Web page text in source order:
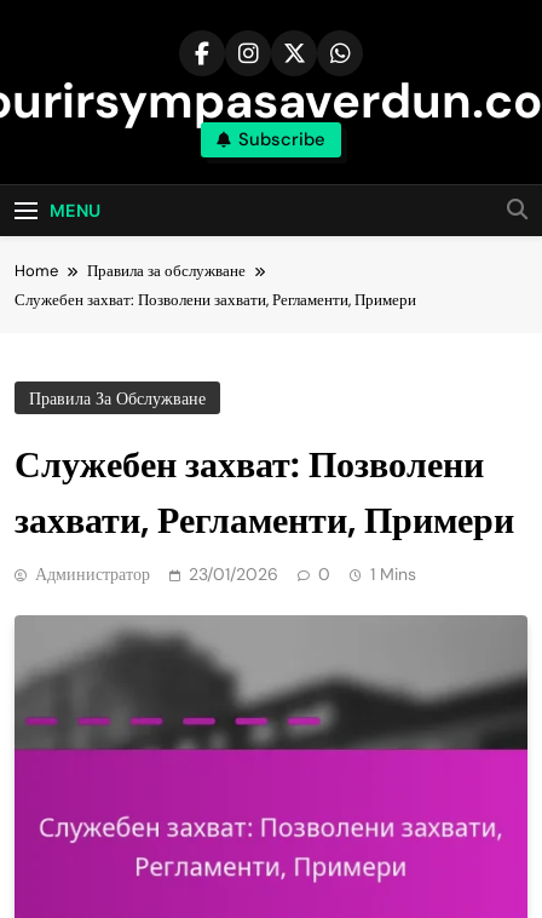
Subscribe
MENU
Home
Правила за обслужване
Служебен захват: Позволени захвати, Регламенти, Примери
Правила За Обслужване
Служебен захват: Позволени
захвати, Регламенти, Примери
Администратор 23/01/2026 0 1 Mins